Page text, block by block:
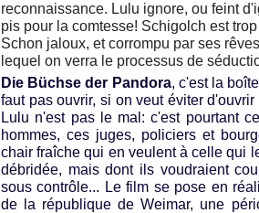
reconnaissance. Lulu ignore, ou feint
pis pour la comtesse! Schigolch est
Schon jaloux, et corrompu par ses
lequel on verra le processus de
Die Büchse der Pandora, c'est la
faut pas ouvrir, si on veut éviter
Lulu n'est pas le mal: c'est pourtant
hommes, ces juges, policiers et
chair fraîche qui en veulent à celle qui
débridée, mais dont ils voudraient
sous contrôle... Le film se pose en
de la république de Weimar, une